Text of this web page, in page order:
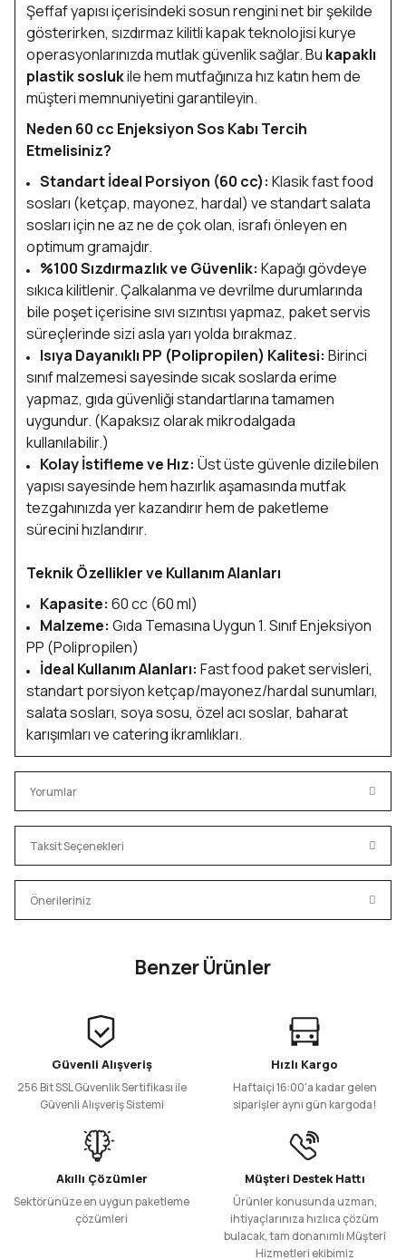
Şeffaf yapısı içerisindeki sosun rengini net bir şekilde
gösterirken, sızdırmaz kilitli kapak teknolojisi kurye
operasyonlarınızda mutlak güvenlik sağlar. Bu kapaklı
plastik soslukile hem mutfağınıza hız katın hem de
müşteri memnuniyetini garantileyin.
Neden 60 cc Enjeksiyon Sos Kabı Tercih
Etmelisiniz?
Standart İdeal Porsiyon (60 cc): Klasik fast food
sosları (ketçap, mayonez, hardal) ve standart salata
sosları için ne az ne de çok olan, israfı önleyen en
optimum gramajdır.
%100 Sızdırmazlık ve Güvenlik: Kapağı gövdeye
sıkıca kilitlenir. Çalkalanma ve devrilme durumlarında
bile poşet içerisine sıvı sızıntısı yapmaz, paket servis
süreçlerinde sizi asla yarı yolda bırakmaz.
Isıya Dayanıklı PP (Polipropilen) Kalitesi: Birinci
sınıf malzemesi sayesinde sıcak soslarda erime
yapmaz, gıda güvenliği standartlarına tamamen
uygundur. (Kapaksız olarak mikrodalgada
kullanılabilir.)
Kolay İstifleme ve Hız: Üst üste güvenle dizilebilen
yapısı sayesinde hem hazırlık aşamasında mutfak
tezgahınızda yer kazandırır hem de paketleme
sürecini hızlandırır.
Teknik Özellikler ve Kullanım Alanları
Kapasite: 60 cc (60 ml)
Malzeme: Gıda Temasına Uygun 1. Sınıf Enjeksiyon
PP (Polipropilen)
İdeal Kullanım Alanları: Fast food paket servisleri,
standart porsiyon ketçap/mayonez/hardal sunumları,
salata sosları, soya sosu, özel acı soslar, baharat
karışımları ve catering ikramlıkları.
Yorumlar
Bu ürüne ilk yorumu siz yapın!
Taksit Seçenekleri
Önerileriniz
konularda yetersiz gördüğünüz noktaları öneri formunu
Ürün resmi kalitesiz, bozuk veya görüntülenemiyor.
Ürün açıklamasında eksik bilgiler bulunuyor.
Ürün bilgilerinde hatalar bulunuyor.
Bu ürüne benzer farklı alternatifler olmalı.
Benzer Ürünler
1.000 Adet
672,00 TL
+ KDV
Sepete Ekle
840,00 TL
PP Sos Kabı - 30cc PET Sos Kabı - 50cc
Güvenli Alışveriş
256 Bit SSL Güvenlik Sertifikası ile
Güvenli Alışveriş Sistemi
Hızlı Kargo
Haftaiçi 16:00'a kadar gelen
siparişler aynı gün kargoda!
Akıllı Çözümler
Sektörünüze en uygun paketleme
çözümleri
Müşteri Destek Hattı
Ürünler konusunda uzman,
ihtiyaçlarınıza hızlıca çözüm
bulacak, tam donanımlı Müşteri
Hizmetleri ekibimiz